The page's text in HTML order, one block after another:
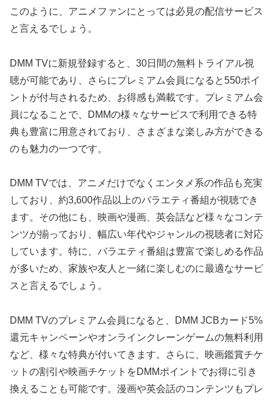
このように、アニメファンにとっては必見の配信サービス
と言えるでしょう。
DMM TVに新規登録すると、30日間の無料トライアル視
聴が可能であり、さらにプレミアム会員になると550ポイ
ントが付与されるため、お得感も満載です。プレミアム会
員になることで、DMMの様々なサービスで利用できる特
典も豊富に用意されており、さまざまな楽しみ方ができる
のも魅力の一つです。
DMM TVでは、アニメだけでなくエンタメ系の作品も充実
しており、約3,600作品以上のバラエティ番組が視聴でき
ます。その他にも、映画や漫画、英会話など様々なコンテ
ンツが揃っており、幅広い年代やジャンルの視聴者に対応
しています。特に、バラエティ番組は豊富で楽しめる作品
が多いため、家族や友人と一緒に楽しむのに最適なサービ
スと言えるでしょう。
DMM TVのプレミアム会員になると、DMM JCBカード5%
還元キャンペーンやオンラインクレーンゲームの無料利用
など、様々な特典が付いてきます。さらに、映画鑑賞チケ
ットの割引や映画チケットをDMMポイントでお得に引き
換えることも可能です。漫画や英会話のコンテンツもプレ